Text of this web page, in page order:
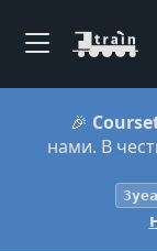
🎉
нами. В